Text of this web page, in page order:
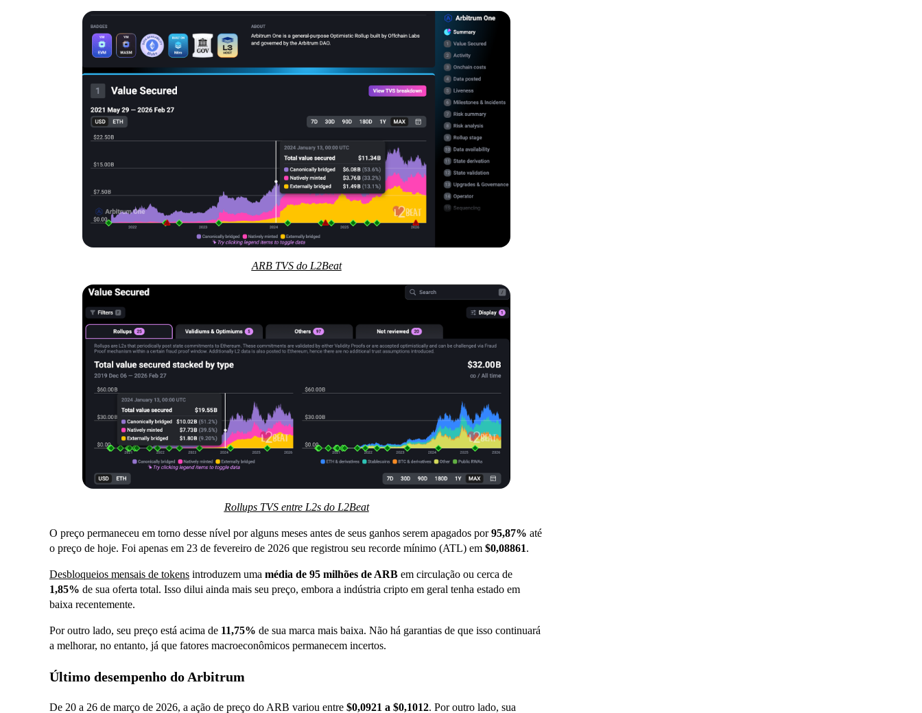
ARB TVS do L2Beat
Rollups TVS entre L2s do L2Beat
O preço permaneceu em torno desse nível por alguns meses antes de seus ganhos serem apagados por95,87% até
o preço de hoje. Foi apenas em 23 de fevereiro de 2026 que registrou seu recorde mínimo (ATL) em $0,08861.
Desbloqueios mensais de tokens introduzem uma média de 95 milhões de ARB em circulação ou cerca de
1,85% de sua oferta total. Isso dilui ainda mais seu preço, embora a indústria cripto em geral tenha estado em
baixa recentemente.
Por outro lado, seu preço está acima de 11,75% de sua marca mais baixa. Não há garantias de que isso continuará
a melhorar, no entanto, já que fatores macroeconômicos permanecem incertos.
Último desempenho do Arbitrum
De 20 a 26 de março de 2026, a ação de preço do ARB variou entre $0,0921 a $0,1012. Por outro lado, sua